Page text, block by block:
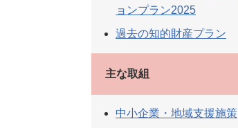
ョンプラン2025
過去の知的財産プラン
主な取組
中小企業・地域支援施策